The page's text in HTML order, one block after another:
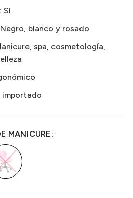
Sí
blanco y rosado
spa, cosmetología,
importado
MANICURE